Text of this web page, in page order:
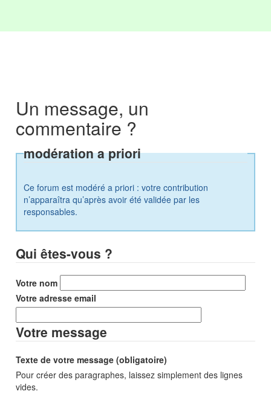
Un message, un
commentaire ?
modération a priori
Ce forum est modéré a priori : votre contribution
n’apparaîtra qu’après avoir été validée par les
responsables.
Qui êtes-vous ?
Votre nom
Votre adresse email
Votre message
Texte de votre message (obligatoire)
Pour créer des paragraphes, laissez simplement des lignes
vides.